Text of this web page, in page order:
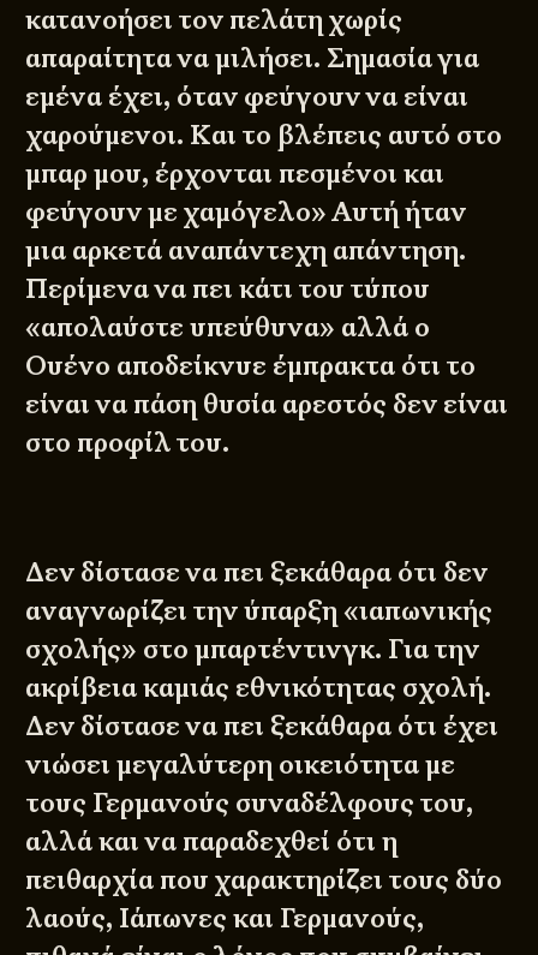
κατανοήσει τον πελάτη χωρίς
απαραίτητα να μιλήσει. Σημασία για
εμένα έχει, όταν φεύγουν να είναι
χαρούμενοι. Και το βλέπεις αυτό στο
μπαρ μου, έρχονται πεσμένοι και
φεύγουν με χαμόγελο» Αυτή ήταν
μια αρκετά αναπάντεχη απάντηση.
Περίμενα να πει κάτι του τύπου
«απολαύστε υπεύθυνα» αλλά ο
Ουένο αποδείκνυε έμπρακτα ότι το
είναι να πάση θυσία αρεστός δεν είναι
στο προφίλ του.
Δεν δίστασε να πει ξεκάθαρα ότι δεν
αναγνωρίζει την ύπαρξη «ιαπωνικής
σχολής» στο μπαρτέντινγκ. Για την
ακρίβεια καμιάς εθνικότητας σχολή.
Δεν δίστασε να πει ξεκάθαρα ότι έχει
νιώσει μεγαλύτερη οικειότητα με
τους Γερμανούς συναδέλφους του,
αλλά και να παραδεχθεί ότι η
πειθαρχία που χαρακτηρίζει τους δύο
λαούς, Ιάπωνες και Γερμανούς,